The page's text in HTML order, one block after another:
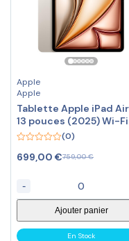
Apple
Apple
Tablette Apple iPad Air M3
13 pouces (2025) Wi-Fi
128 Go Lumière Stellaire
out
(0)
759,00€
Le
initial
était :
759,00 €.
699,00 €
Le
actuel
est :
699,00 €.
-
Ajouter panier
En Stock